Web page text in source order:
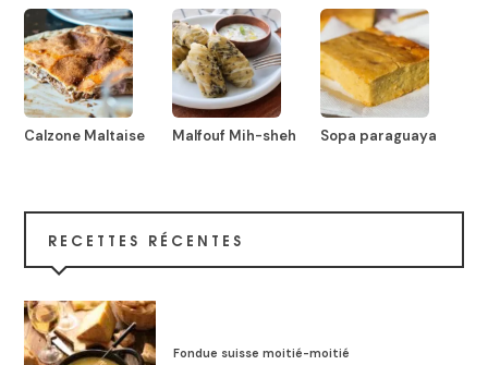
Calzone Maltaise Malfouf Mih-sheh Sopa paraguaya
RECETTES RÉCENTES
Fondue suisse moitié-moitié